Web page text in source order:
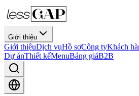
Giới thiệu
Giới thiệuDịch vụHồ sơCông tyKhách
Dự ánThiết kếMenuBảng giáB2B